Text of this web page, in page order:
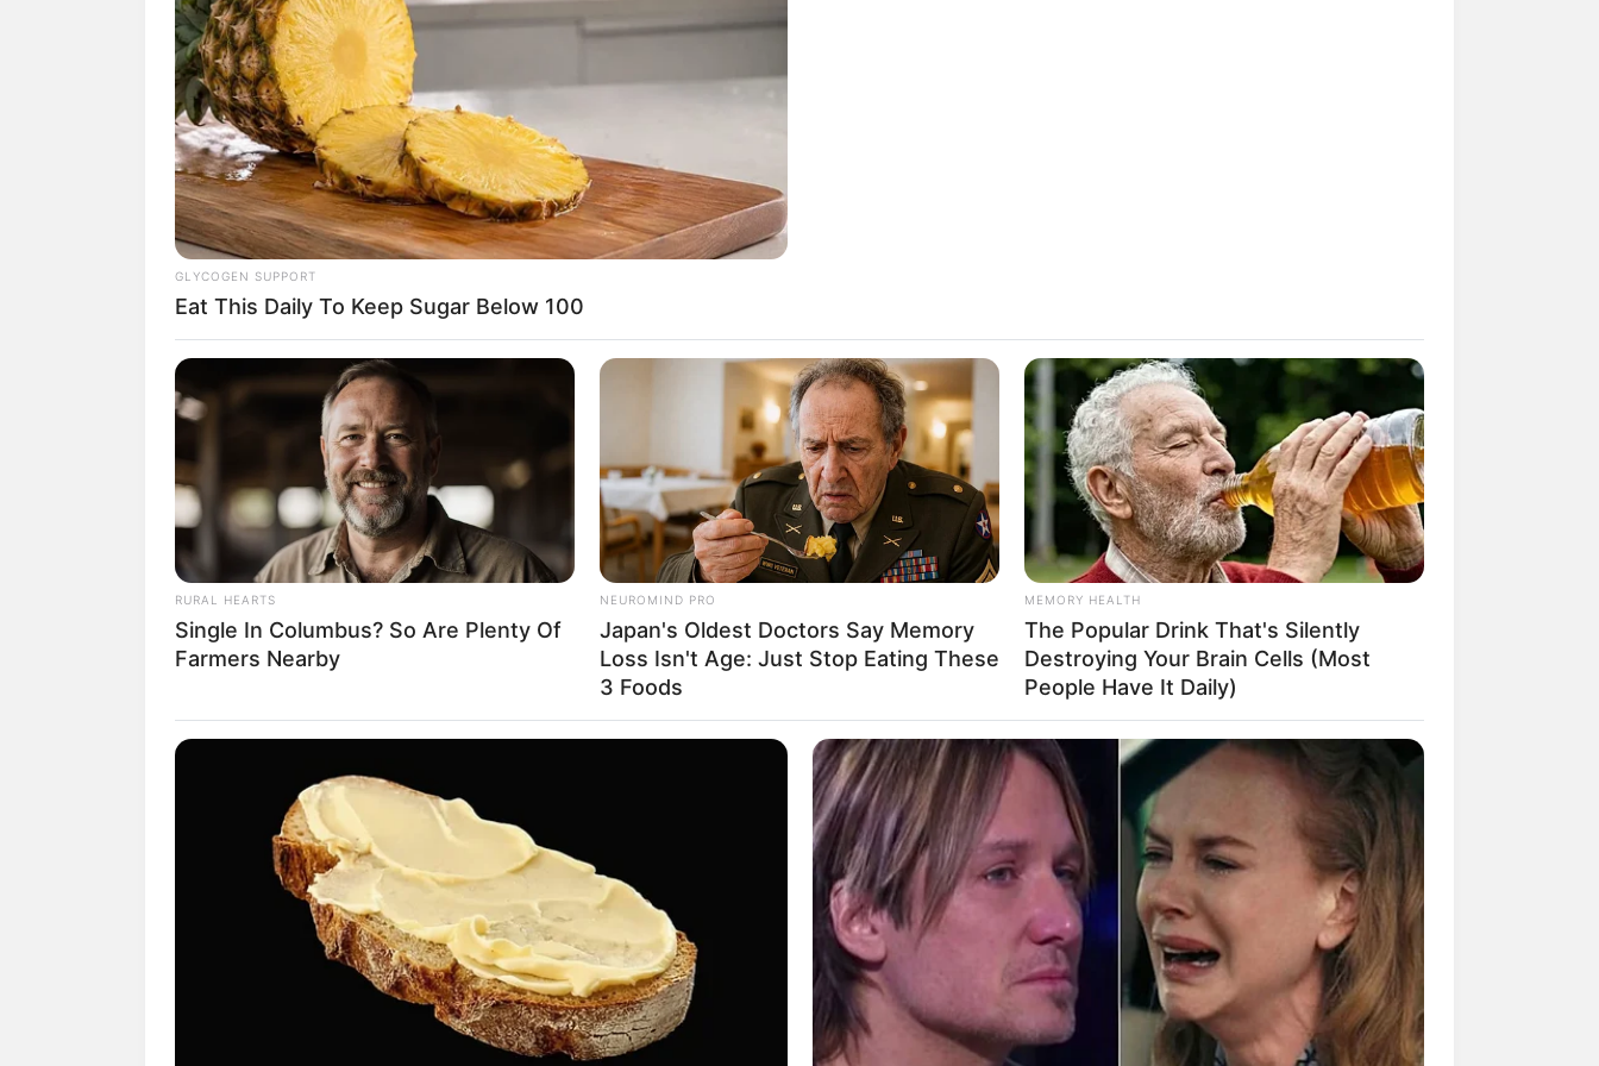
(foto: instagram/victoriapedretti_)
Daftar isi
Biodata & Profil
Pedretti
10 Desain Kanopi Tempat
Tidur, Serasa Beristirahat di
Kamar Raja
Tampil Lebih Modern, 7 Potret
Hasil Renovasi Rumah Berusia
90 Tahun
GLYCOGEN SUPPORT
Eat This Daily To Keep Sugar Below 100
RURAL HEARTS
Single In Columbus? So Are Plenty Of
Farmers Nearby
NEUROMIND PRO
Japan's Oldest Doctors Say Memory
Loss Isn't Age: Just Stop Eating These
3 Foods
MEMORY HEALTH
The Popular Drink That's Silently
Destroying Your Brain Cells (Most
People Have It Daily)